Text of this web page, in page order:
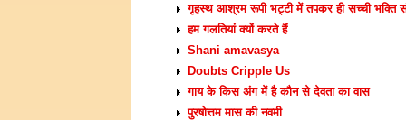
गृहस्थ आश्रम रूपी भट्टी में तपकर ही सच्ची भक्ति
हम गलतियां क्यों करते हैं
Shani amavasya
Doubts Cripple Us
गाय के किस अंग में है कौन से देवता का वास
पुरषोत्तम मास की नवमी